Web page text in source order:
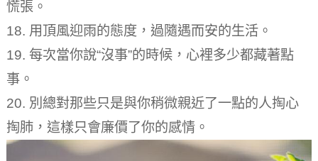
慌張。
18. 用頂風迎雨的態度，過隨遇而安的生活。
19. 每次當你說“沒事”的時候，心裡多少都藏著點
事。
20. 別總對那些只是與你稍微親近了一點的人掏心
掏肺，這樣只會廉價了你的感情。